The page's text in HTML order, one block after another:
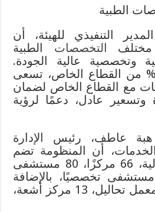
الطبية
التنفيذي للهيئة، أن
مختلف التخصصات الطبية
وتخصصية عالية الجودة.
وبنسبة مشاركة 29% من القطاع الخاص، تسعى
مع القطاع الخاص لضمان
وتسعير عادل، دعمًا لرؤية
عاطف، رئيس الإدارة
أن المنظومة تضم
199 وحدة رعاية أولية، 66 مركزًا، 80 مستشفى
عامًا ومتكاملاً، 49 مستشفى تخصصيًا، بالإضافة
إلى 12 صيدلية، 31 معمل تحاليل، 13 مركز أشعة،